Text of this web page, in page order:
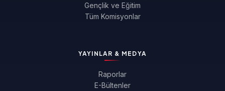
Gençlik ve Eğitim
Tüm Komisyonlar
YAYINLAR & MEDYA
Raporlar
E-Bültenler